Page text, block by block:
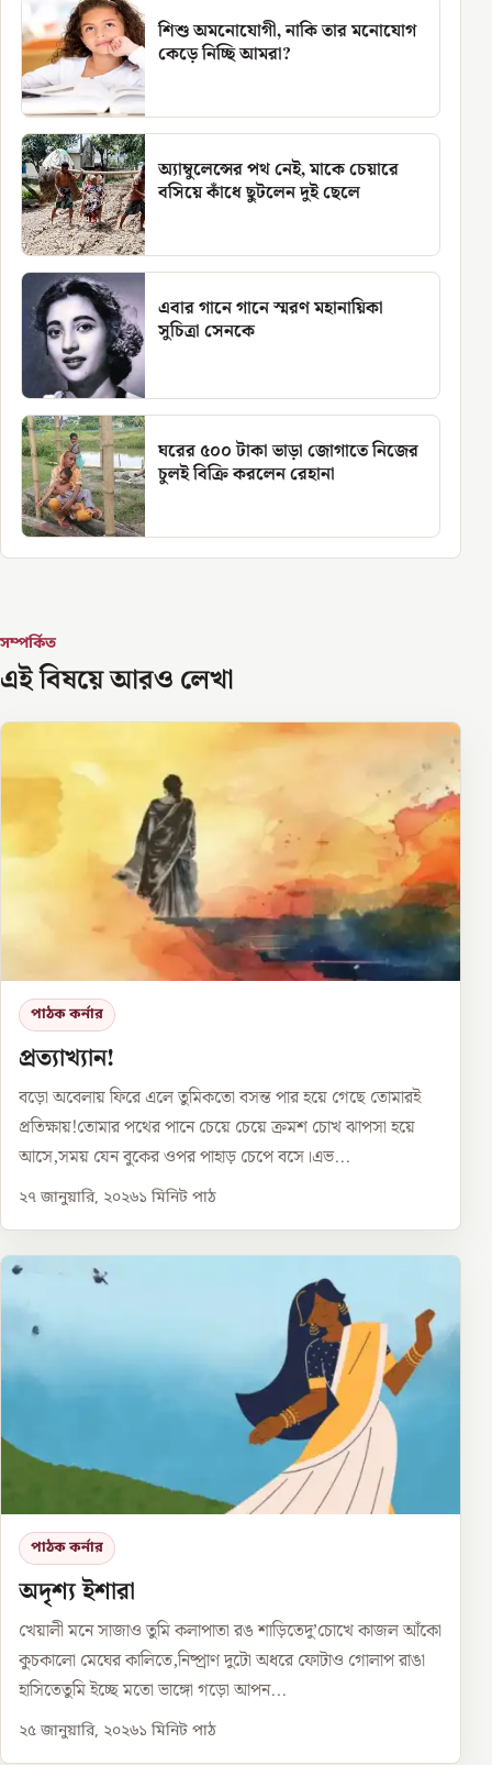
শিশু অমনোযোগী, নাকি তার মনোযোগ
কেড়ে নিচ্ছি আমরা?
অ্যাম্বুলেন্সের পথ নেই, মাকে চেয়ারে
বসিয়ে কাঁধে ছুটলেন দুই ছেলে
এবার গানে গানে স্মরণ মহানায়িকা
সুচিত্রা সেনকে
ঘরের ৫০০ টাকা ভাড়া জোগাতে নিজের
চুলই বিক্রি করলেন রেহানা
সম্পর্কিত
এই বিষয়ে আরও লেখা
পাঠক কর্নার
প্রত্যাখ্যান!
বড়ো অবেলায় ফিরে এলে তুমিকতো বসন্ত পার হয়ে গেছে তোমারই
প্রতিক্ষায়!তোমার পথের পানে চেয়ে চেয়ে ক্রমশ চোখ ঝাপসা হয়ে
আসে,সময় যেন বুকের ওপর পাহাড় চেপে বসে।এভ...
২৭ জানুয়ারি, ২০২৬১ মিনিট পাঠ
পাঠক কর্নার
অদৃশ্য ইশারা
খেয়ালী মনে সাজাও তুমি কলাপাতা রঙ শাড়িতেদু’চোখে কাজল আঁকো
কুচকালো মেঘের কালিতে,নিষ্প্রাণ দুটো অধরে ফোটাও গোলাপ রাঙা
হাসিতেতুমি ইচ্ছে মতো ভাঙ্গো গড়ো আপন...
২৫ জানুয়ারি, ২০২৬১ মিনিট পাঠ